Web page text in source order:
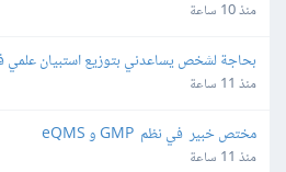
منذ 10 ساعة
بحاجة لشخص يساعدني بتوزيع استبيان علمي
منذ 11 ساعة
مختص خبير  في نظم  GMP و eQMS
منذ 11 ساعة